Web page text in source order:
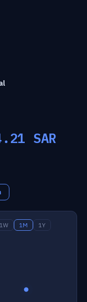
SAR
1W 1M
1Y